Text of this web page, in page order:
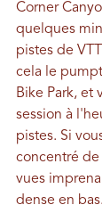
Corner
quelques
pistes de
cela le
Bike Park, et
session à
pistes. Si
concentré de
vues
dense en